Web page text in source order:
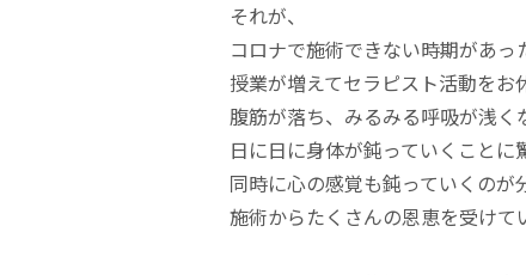
それが、
コロナで施術できない時期があっ
授業が増えてセラピスト活動をお
腹筋が落ち、みるみる呼吸が浅く
日に日に身体が鈍っていくことに
同時に心の感覚も鈍っていくのが
施術からたくさんの恩恵を受けて